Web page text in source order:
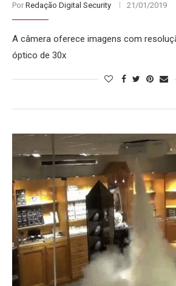
Por Redação Digital Security 21/01/2019
A câmera oferece imagens com
óptico de 30x